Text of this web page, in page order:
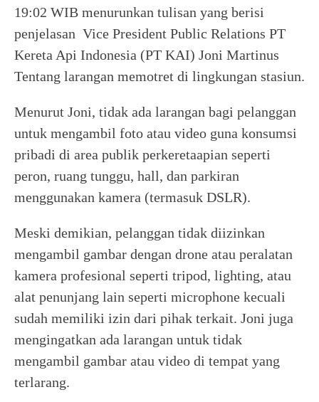
19:02 WIB menurunkan tulisan yang berisi
penjelasan Vice President Public Relations PT
Kereta Api Indonesia (PT KAI) Joni Martinus
Tentang larangan memotret di lingkungan stasiun.
Menurut Joni, tidak ada larangan bagi pelanggan
untuk mengambil foto atau video guna konsumsi
pribadi di area publik perkeretaapian seperti
peron, ruang tunggu, hall, dan parkiran
menggunakan kamera (termasuk DSLR).
Meski demikian, pelanggan tidak diizinkan
mengambil gambar dengan drone atau peralatan
kamera profesional seperti tripod, lighting, atau
alat penunjang lain seperti microphone kecuali
sudah memiliki izin dari pihak terkait. Joni juga
mengingatkan ada larangan untuk tidak
mengambil gambar atau video di tempat yang
terlarang.